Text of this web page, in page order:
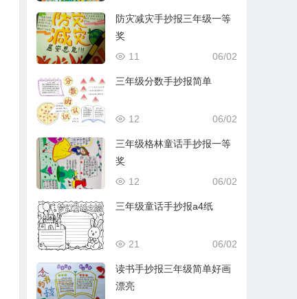
防灾减灾手抄报三年级一等
奖
06/02
11
三年级分数手抄报简单
06/02
12
三年级格林童话手抄报一等
奖
06/02
12
三年级童话手抄报a4纸
06/02
21
读书手抄报三年级简单好画
漂亮